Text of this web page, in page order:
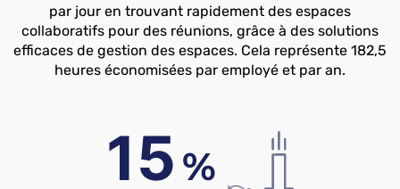
par jour en trouvant rapidement des espaces
collaboratifs pour des réunions, grâce à des solutions
efficaces de gestion des espaces. Cela représente 182,5
heures économisées par employé et par an.